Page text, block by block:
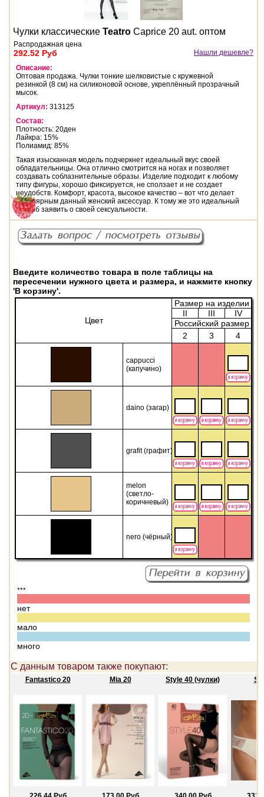
−23%
Чулки классические Teatro Caprice 20 aut. оптом
Распродажная цена
292.52 Руб
Нашли дешевле?
Описание:
Оптовая продажа. Чулки тонкие шелковистые с кружевной
резинкой (8 см) на силиконовой основе, укреплённый прозрачный
мысок.
Артикул: 313125
Состав:
Плотность: 20ден
Лайкра: 15%
Полиамид: 85%
Такая изысканная модель подчеркнет идеальный вкус своей
обладательницы. Она отлично смотрится на ногах и позволяет
создавать соблазнительные образы. Изделие подходит к любому
типу фигуры, хорошо фиксируется, не сползает и не создает
неудобств. Комфорт, красота, высокое качество – вот что делает
популярным данный женский аксессуар. К тому же это идеальный
способ заявить о своей сексуальности.
Введите количество товара в поле таблицы на
пересечении нужного цвета и размера, и нажмите кнопку
'В корзину'.
Цвет
Размер на изделии
II
III
IV
Российский размер
2
3 4
cappucсi
(капучино)
daino (загар)
grafit (графит)
melon
(светло-
коричневый)
nero (чёрный)
***
нет
мало
много
С данным товаром также покупают:
Fantastico 20 Mia 20 Style 40 (чулки)